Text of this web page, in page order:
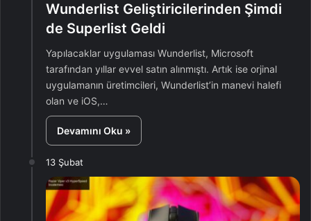
Wunderlist Geliştiricilerinden Şimdi
de Superlist Geldi
Yapılacaklar uygulaması Wunderlist, Microsoft
tarafından yıllar evvel satın alınmıştı. Artık ise orjinal
uygulamanın üretimcileri, Wunderlist’in manevi halefi
olan ve iOS,…
Devamını Oku »
13 Şubat